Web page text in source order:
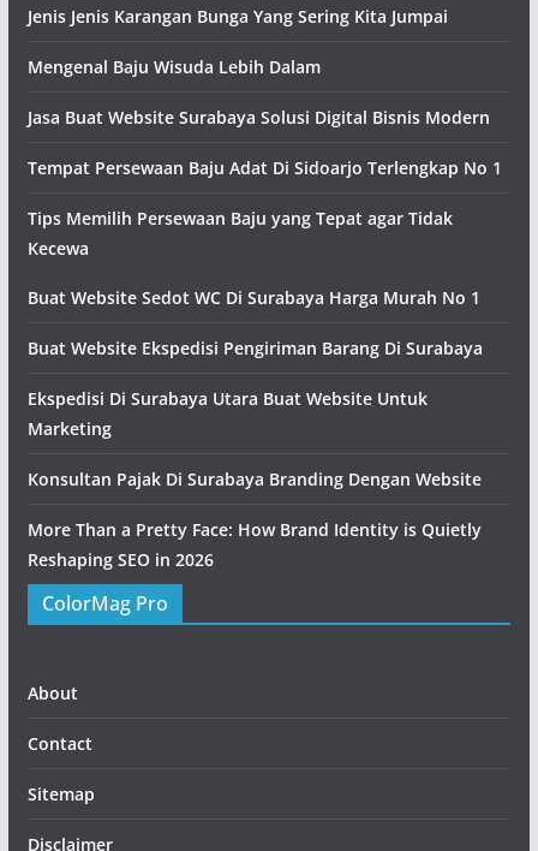
Jenis Jenis Karangan Bunga Yang Sering Kita Jumpai
Mengenal Baju Wisuda Lebih Dalam
Jasa Buat Website Surabaya Solusi Digital Bisnis Modern
Tempat Persewaan Baju Adat Di Sidoarjo Terlengkap No 1
Tips Memilih Persewaan Baju yang Tepat agar Tidak
Kecewa
Buat Website Sedot WC Di Surabaya Harga Murah No 1
Buat Website Ekspedisi Pengiriman Barang Di Surabaya
Ekspedisi Di Surabaya Utara Buat Website Untuk
Marketing
Konsultan Pajak Di Surabaya Branding Dengan Website
More Than a Pretty Face: How Brand Identity is Quietly
Reshaping SEO in 2026
ColorMag Pro
About
Contact
Sitemap
Disclaimer